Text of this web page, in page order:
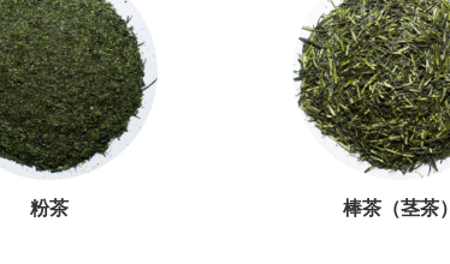
粉茶 棒茶（茎茶）